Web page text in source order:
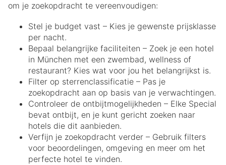
om je zoekopdracht te vereenvoudigen:
Stel je budget vast – Kies je gewenste prijsklasse
per nacht.
Bepaal belangrijke faciliteiten – Zoek je een hotel
in München met een zwembad, wellness of
restaurant? Kies wat voor jou het belangrijkst is.
Filter op sterrenclassificatie – Pas je
zoekopdracht aan op basis van je verwachtingen.
Controleer de ontbijtmogelijkheden – Elke Special
bevat ontbijt, en je kunt gericht zoeken naar
hotels die dit aanbieden.
Verfijn je zoekopdracht verder – Gebruik filters
voor beoordelingen, omgeving en meer om het
perfecte hotel te vinden.